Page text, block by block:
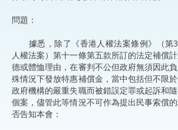
問題：
據悉，除了《香港人權法案條例》（第
人權法案）第十一條第五款所訂的法定補償
德或體恤理由，在審判不公但政府無須因此
殊情況下發放特惠補償金，當中包括但不限
政府機構的嚴重失職而被錯誤定罪或起訴和
個案，儘管此等情況不可作為提出民事索償
否告知本會：